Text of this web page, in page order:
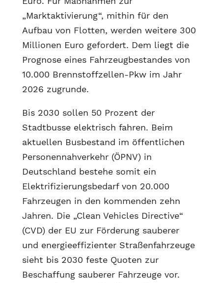
„Marktaktivierung“, mithin für den
Aufbau von Flotten, werden weitere 300
Millionen Euro gefordert. Dem liegt die
Prognose eines Fahrzeugbestandes von
10.000 Brennstoffzellen-Pkw im Jahr
2026 zugrunde.
Bis 2030 sollen 50 Prozent der
Stadtbusse elektrisch fahren. Beim
aktuellen Busbestand im öffentlichen
Personennahverkehr (ÖPNV) in
Deutschland bestehe somit ein
Elektrifizierungsbedarf von 20.000
Fahrzeugen in den kommenden zehn
Jahren. Die „Clean Vehicles Directive“
(CVD) der EU zur Förderung sauberer
und energieeffizienter Straßenfahrzeuge
sieht bis 2030 feste Quoten zur
Beschaffung sauberer Fahrzeuge vor.